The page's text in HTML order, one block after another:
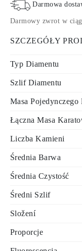
Darmowa
Darmowy zwrot w
SZCZEGÓŁY
Typ Diamentu
Szlif Diamentu
Masa
Łączna Masa
Liczba Kamieni
Średnia Barwa
Średnia Czystość
Średni Szlif
Složení
Proporcje